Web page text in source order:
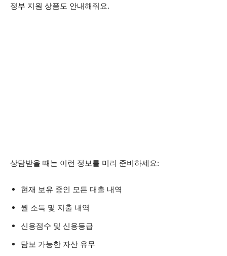
정부 지원 상품도 안내해줘요.
상담받을 때는 이런 정보를 미리 준비하세요:
현재 보유 중인 모든 대출 내역
월 소득 및 지출 내역
신용점수 및 신용등급
담보 가능한 자산 유무